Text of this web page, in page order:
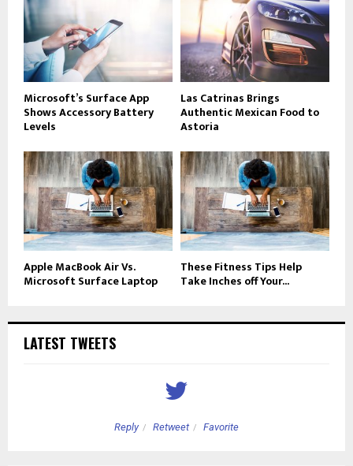
Microsoft’s Surface App
Shows Accessory Battery
Levels
Las Catrinas Brings
Authentic Mexican Food to
Astoria
Apple MacBook Air Vs.
Microsoft Surface Laptop
These Fitness Tips Help
Take Inches off Your...
LATEST TWEETS
Reply Retweet Favorite